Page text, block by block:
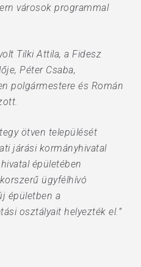
városok programmal
Tilki Attila, a Fidesz
Péter Csaba,
polgármestere és Román
ötven települését
járási kormányhivatal
épületében
ügyfélhívó
épületben a
osztályait helyezték el.”